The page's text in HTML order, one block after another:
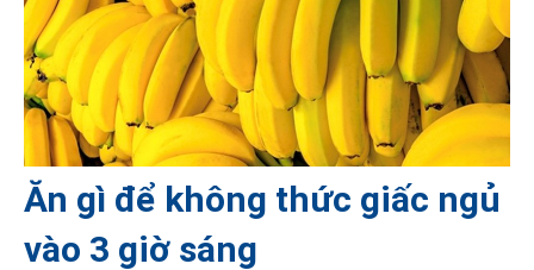
Ăn gì để không thức giấc ngủ
vào 3 giờ sáng